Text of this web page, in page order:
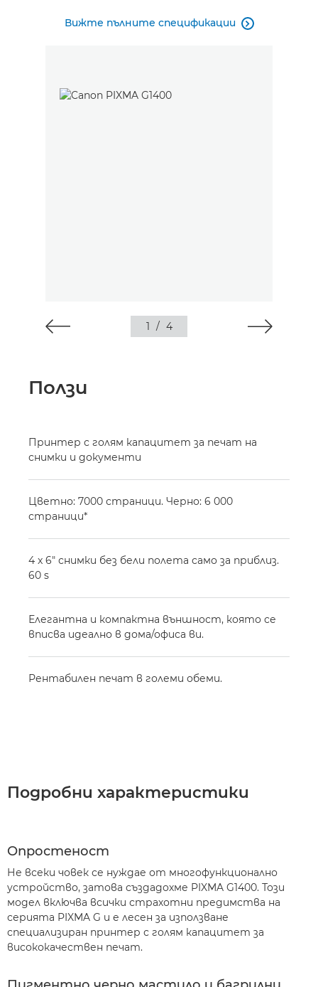
Вижте пълните спецификации 
1 / 4
Ползи
Принтер с голям капацитет за печат на
снимки и документи
Цветно: 7000 страници. Черно: 6 000
страници*
4 x 6" снимки без бели полета само за приблиз.
60 s
Елегантна и компактна външност, която се
вписва идеално в дома/офиса ви.
Рентабилен печат в големи обеми.
Подробни характеристики
Опростеност
Не всеки човек се нуждае от многофункционално
устройство, затова създадохме PIXMA G1400. Този
модел включва всички страхотни предимства на
серията PIXMA G и е лесен за използване
специализиран принтер с голям капацитет за
висококачествен печат.